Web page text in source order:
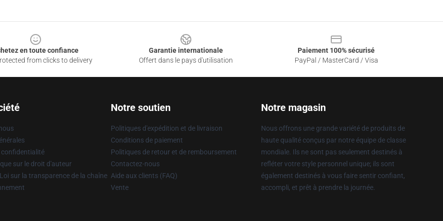
en toute confiance
from clicks to delivery
Garantie internationale
Offert dans le pays d'utilisation
Paiement 100% sécurisé
PayPal / MasterCard / Visa
confidentialité
sur le droit d'auteur
sur la transparence de la chaîne
Notre soutien
Politiques d'expédition et de livraison
Conditions de paiement
Politiques de retour et de remboursement
Contactez-nous
Aide aux clients (FAQ)
Vente
Notre magasin
Nous offrons une grande variété de produits de
haute qualité conçus par notre équipe de classe
mondiale. Ils ne sont pas seulement destinés à
refléter votre style personnel unique; ils sont
également destinés à vous faire sentir confiant,
accompli, et prêt à prendre la journée.